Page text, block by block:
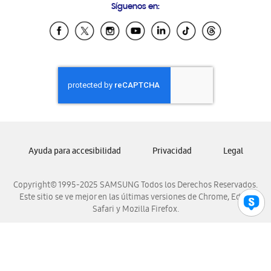
Samsung Ecuador
Samsung El Salvador
Samsung Honduras
Samsung Nicaragua
Samsung Panamá
Samsung Venezuela
Síguenos en:
Copyright© 1995-2025 SAMSUNG Todos los Derechos Reservados.
Este sitio se ve mejor en las últimas versiones de Chrome, Edge,
Safari y Mozilla Firefox.
Ayuda para accesibilidad Privacidad Legal